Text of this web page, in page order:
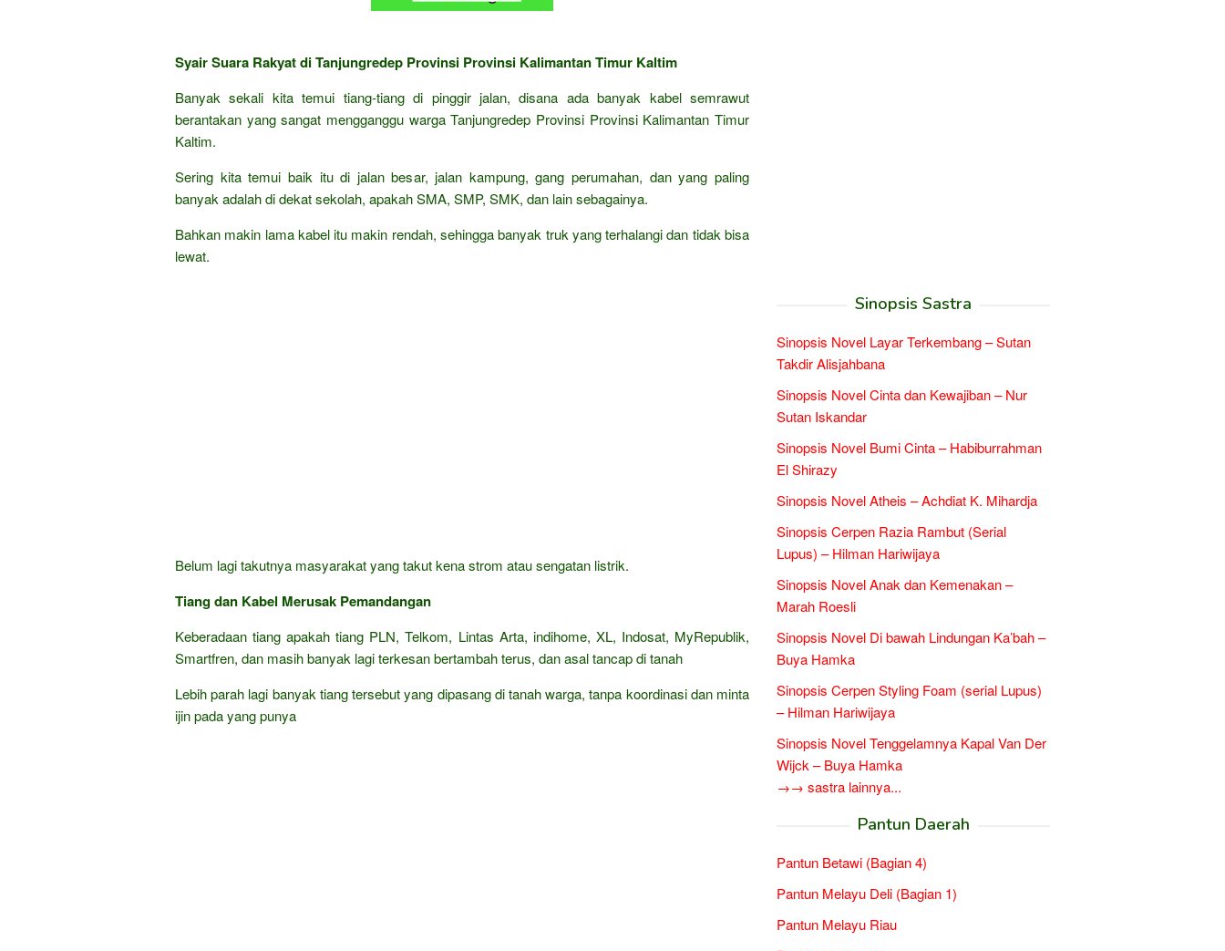
Syair Suara Rakyat di Tanjungredep Provinsi Provinsi Kalimantan Timur Kaltim
Banyak sekali kita temui tiang-tiang di pinggir jalan, disana ada banyak kabel semrawut
berantakan yang sangat mengganggu warga Tanjungredep Provinsi Provinsi Kalimantan Timur
Kaltim.
Sering kita temui baik itu di jalan besar, jalan kampung, gang perumahan, dan yang paling
banyak adalah di dekat sekolah, apakah SMA, SMP, SMK, dan lain sebagainya.
Bahkan makin lama kabel itu makin rendah, sehingga banyak truk yang terhalangi dan tidak bisa
lewat.
Belum lagi takutnya masyarakat yang takut kena strom atau sengatan listrik.
Tiang dan Kabel Merusak Pemandangan
Keberadaan tiang apakah tiang PLN, Telkom, Lintas Arta, indihome, XL, Indosat, MyRepublik,
Smartfren, dan masih banyak lagi terkesan bertambah terus, dan asal tancap di tanah
Lebih parah lagi banyak tiang tersebut yang dipasang di tanah warga, tanpa koordinasi dan minta
ijin pada yang punya
Sinopsis Sastra
Sinopsis Novel Layar Terkembang – Sutan
Takdir Alisjahbana
Sinopsis Novel Cinta dan Kewajiban – Nur
Sutan Iskandar
Sinopsis Novel Bumi Cinta – Habiburrahman
El Shirazy
Sinopsis Novel Atheis – Achdiat K. Mihardja
Sinopsis Cerpen Razia Rambut (Serial
Lupus) – Hilman Hariwijaya
Sinopsis Novel Anak dan Kemenakan –
Marah Roesli
Sinopsis Novel Di bawah Lindungan Ka’bah –
Buya Hamka
Sinopsis Cerpen Styling Foam (serial Lupus)
– Hilman Hariwijaya
Sinopsis Novel Tenggelamnya Kapal Van Der
Wijck – Buya Hamka
→→ sastra lainnya...
Pantun Daerah
Pantun Betawi (Bagian 4)
Pantun Melayu Deli (Bagian 1)
Pantun Melayu Riau